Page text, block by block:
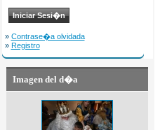
» Contrase�a olvidada
» Registro
Imagen del d�a